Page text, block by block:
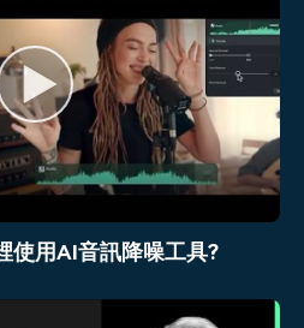
使用AI音訊降噪工具?